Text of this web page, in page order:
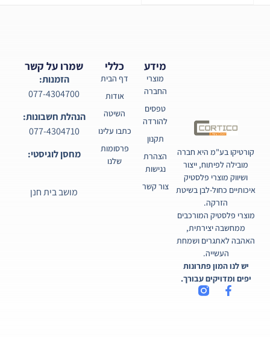
קורטיקו בע"מ היא חברה
מובילה לפיתוח, ייצור
ושיווק מוצרי פלסטיק
איכותיים כחול-לבן בשיטת
הזרקה.
מוצרי פלסטיק המורכבים
ממחשבה יצירתית,
האהבה לאתגרים ושמחת
העשייה.
יש לנו המון פתרונות
יפים ומדויקים עבורך.
כללי
דף הבית
אודות
השיטה
כתבו עלינו
פרסומות
שלנו
מידע
מוצרי
החברה
טפסים
להורדה
תקנון
הצהרת
נגישות
צור קשר
שמרו על קשר
הזמנות:
077-4304700
הנהלת חשבונות:
077-4304710
מחסן לוגיסטי:
מושב בית חנן